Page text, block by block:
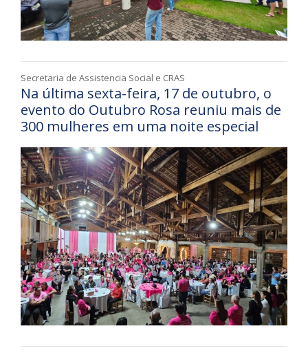
Secretaria de Assistencia Social e CRAS
Na última sexta-feira, 17 de outubro, o
evento do Outubro Rosa reuniu mais de
300 mulheres em uma noite especial